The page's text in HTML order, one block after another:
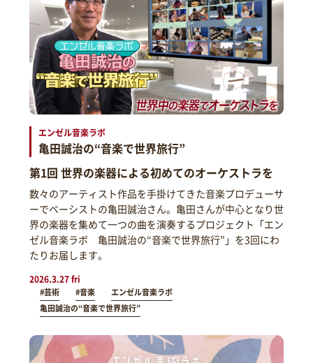
エンゼル音楽ラボ
亀田誠治の“音楽で世界旅行”
第1回 世界の楽器による初めてのオーケストラを
数々のアーティスト作品を手掛けてきた音楽プロデューサ
ーでベーシストの亀田誠治さん。亀田さんが中心となり世
界の楽器を集めて一つの曲を演奏するプロジェクト「エン
ゼル音楽ラボ 亀田誠治の“音楽で世界旅行”」を3回にわ
たりお届します。
2026.3.27 fri
#芸術 #音楽
エンゼル音楽ラボ
亀田誠治の“音楽で世界旅行”